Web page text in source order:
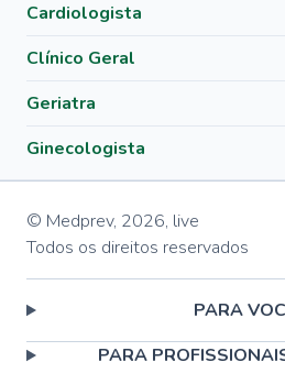
Cardiologista
Clínico Geral
Geriatra
Ginecologista
© Medprev, 2026, live
Todos os direitos reservados
PARA
PARA